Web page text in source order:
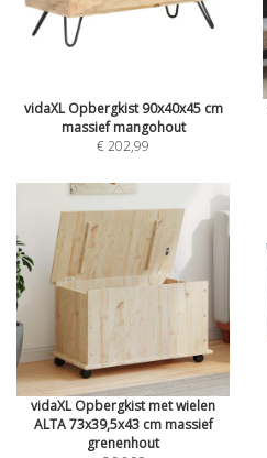
vidaXL Opbergkist 90x40x45 cm
massief mangohout
€ 202,99
vidaXL Opbergkist met wielen
ALTA 73x39,5x43 cm massief
grenenhout